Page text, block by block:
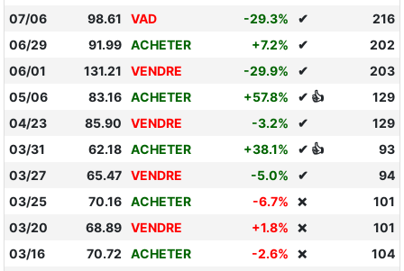
07/06
98.61 VAD -29.3% ✔
216
06/29
91.99 ACHETER +7.2% ✔
202
06/01
131.21 VENDRE -29.9% ✔
203
05/06
83.16 ACHETER +57.8% ✔ 👍
129
04/23
85.90 VENDRE -3.2% ✔
129
03/31
62.18 ACHETER +38.1% ✔ 👍
93
03/27
65.47 VENDRE -5.0% ✔
94
03/25
70.16 ACHETER -6.7% ❌
101
03/20
68.89 VENDRE +1.8% ❌
101
03/16
70.72 ACHETER -2.6% ❌
104